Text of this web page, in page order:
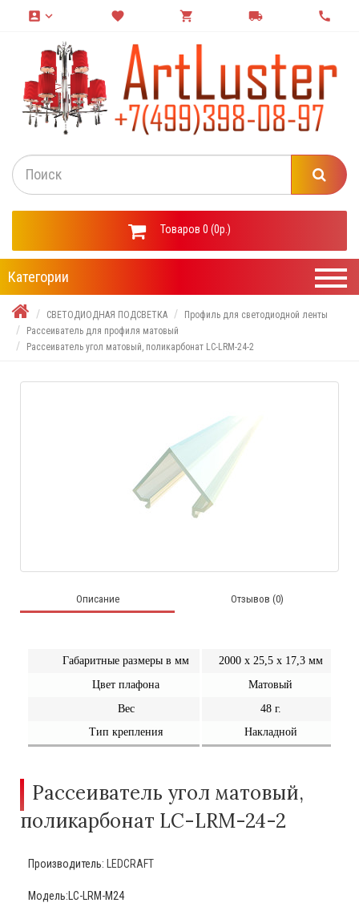
account_box keyboard_arrow_down favorite shopping_cart local_shipping call
Товаров 0 (0р.)
Категории
СВЕТОДИОДНАЯ ПОДСВЕТКА
Профиль для светодиодной ленты
Рассеиватель для профиля матовый
Рассеиватель угол матовый, поликарбонат LC-LRM-24-2
Описание Отзывов (0)
Габаритные размеры в мм
2000 х 25,5 х 17,3 мм
Цвет плафона
Матовый
Вес
48 г.
Тип крепления
Накладной
Рассеиватель угол матовый,
поликарбонат LC-LRM-24-2
Производитель: LEDCRAFT
Модель:LC-LRM-M24